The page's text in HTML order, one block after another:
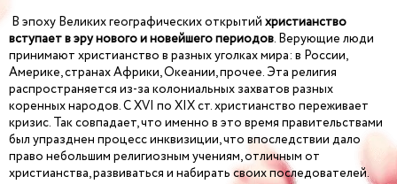
В эпоху Великих географических открытий христианство
вступает в эрунового и новейшего периодов. Верующие люди
принимают христианство в разных уголках мира: в России,
Америке, странах Африки, Океании, прочее. Эта религия
распространяется из-за колониальных захватов разных
коренных народов. С XVI по XIX ст. христианство переживает
кризис. Так совпадает, что именно в это время правительствами
был упразднен процесс инквизиции, что впоследствии дало
право небольшим религиозным учениям, отличным от
христианства, развиваться и набирать своих последователей.